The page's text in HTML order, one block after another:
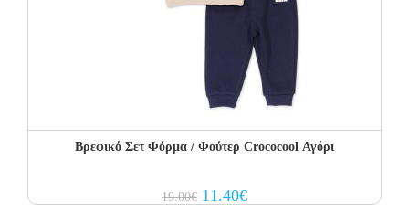
Βρεφικό Σετ Φόρμα / Φούτερ Crococool Αγόρι
19.00€ Original
price
11.40€Current
price